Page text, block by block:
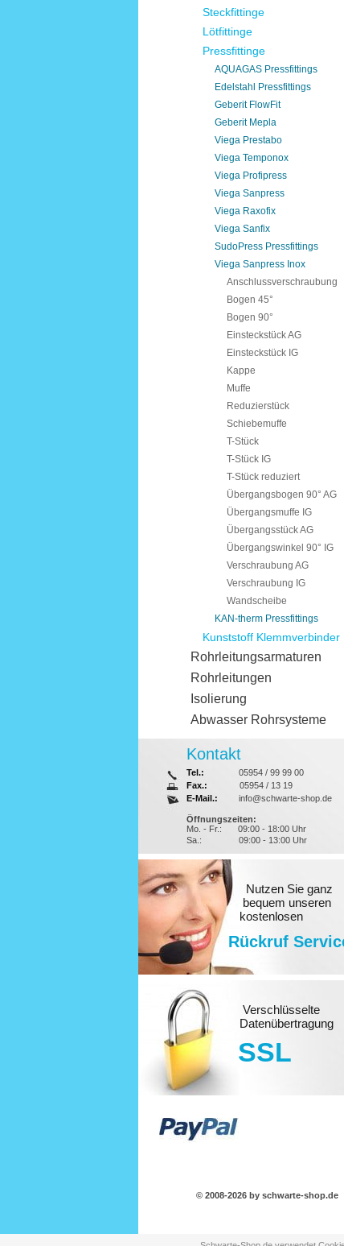
Steckfittinge
Lötfittinge
Pressfittinge
AQUAGAS Pressfittings
Edelstahl Pressfittings
Geberit FlowFit
Geberit Mepla
Viega Prestabo
Viega Temponox
Viega Profipress
Viega Sanpress
Viega Raxofix
Viega Sanfix
SudoPress Pressfittings
Viega Sanpress Inox
Anschlussverschraubung
Bogen 45°
Bogen 90°
Einsteckstück AG
Einsteckstück IG
Kappe
Muffe
Reduzierstück
Schiebemuffe
T-Stück
T-Stück IG
T-Stück reduziert
Übergangsbogen 90° AG
Übergangsmuffe IG
Übergangsstück AG
Übergangswinkel 90° IG
Verschraubung AG
Verschraubung IG
Wandscheibe
KAN-therm Pressfittings
Kunststoff Klemmverbinder
Rohrleitungsarmaturen
Rohrleitungen
Isolierung
Abwasser Rohrsysteme
Kontakt
Tel.:
05954 / 99 99 00
Fax.:
05954 / 13 19
E-Mail.:
info@schwarte-shop.de
Öffnungszeiten:
Mo. - Fr.:
09:00 - 18:00 Uhr
Sa.:
09:00 - 13:00 Uhr
Nutzen Sie ganz
bequem unseren
kostenlosen
Rückruf
Verschlüsselte
Datenübertragung
SSL
© 2008-2026 by schwarte-shop.de